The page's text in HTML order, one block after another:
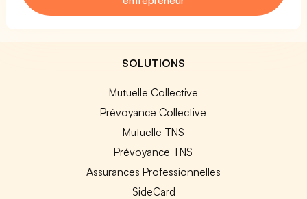
SOLUTIONS
Mutuelle Collective
Prévoyance Collective
Mutuelle TNS
Prévoyance TNS
Assurances Professionnelles
SideCard